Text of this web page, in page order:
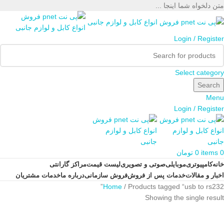
متن دلخواه شما اینجا ...
Login / Register
Select category
Search
Menu
Login / Register
0
items
0 تومان
خانهکامپیوتریموبایلیصوتی و تصویریلیست قیمتمراکز گارانتی
اخبار و مقالاتخدمات پس از فروشفروش سازمانیدرباره ماخدمات مشتریان
Home
Products tagged “usb to rs232”
Showing the single result